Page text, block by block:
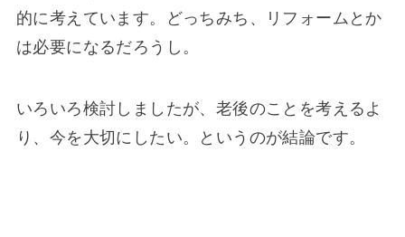
的に考えています。どっちみち、リフォームとか
は必要になるだろうし。
いろいろ検討しましたが、老後のことを考えるよ
り、今を大切にしたい。というのが結論です。